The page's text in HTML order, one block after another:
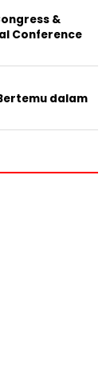
&
Conference
dalam